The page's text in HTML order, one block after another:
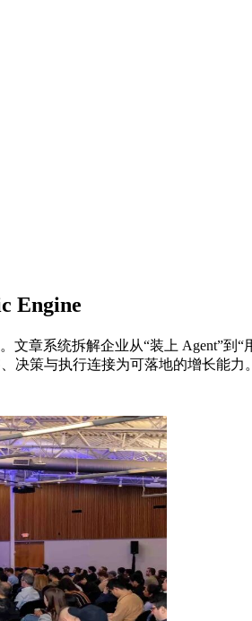
Engine
文章系统拆解企业从“装上 Agent”
决策与执行连接为可落地的增长能力。